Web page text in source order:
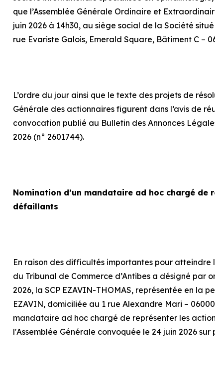
que l’Assemblée Générale Ordinaire et
juin 2026 à 14h30, au siège social de la Société situé
rue Evariste Galois, Emerald Square, Bâtiment C –
L’ordre du jour ainsi que le texte des projets de
Générale des actionnaires figurent dans l’avis de
convocation publié au Bulletin des Annonces Légales
2026 (n° 2601744).
Nomination d’un mandataire ad hoc chargé de
défaillants
En raison des difficultés importantes pour atteindre le
du Tribunal de Commerce d’Antibes a désigné par
2026, la SCP EZAVIN-THOMAS, représentée en la
EZAVIN, domiciliée au 1 rue Alexandre Mari – 06000
mandataire ad hoc chargé de représenter les
l'Assemblée Générale convoquée le 24 juin 2026 sur